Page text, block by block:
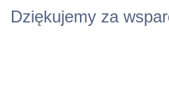
Dziękujemy za